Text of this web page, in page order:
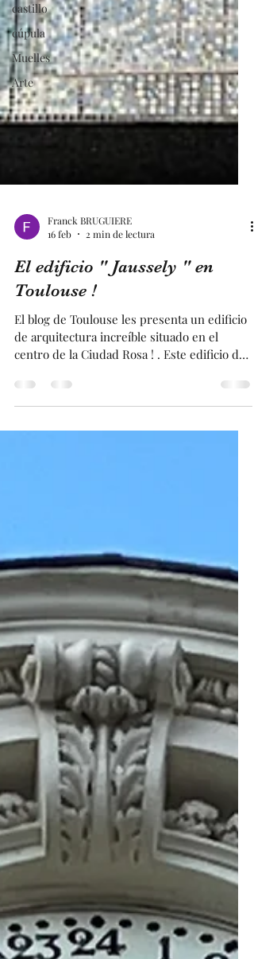
castillo
cúpula
Muelles
Arte
16 feb
2 min de lectura
El edificio " Jaussely " en
Toulouse !
El blog de Toulouse les presenta un edificio
centro de la Ciudad Rosa ! . Este edificio de
estilo mosaico, compuesto por notables